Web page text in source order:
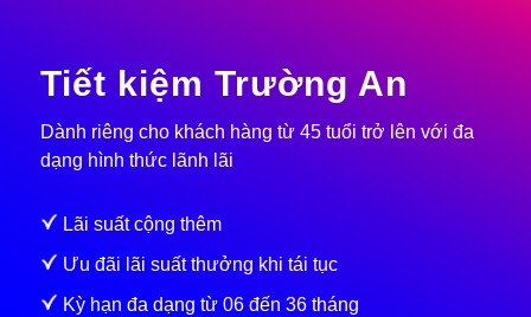
Tiết kiệm Trường An
Dành riêng cho khách hàng từ 45 tuổi trở lên với đa
dạng hình thức lãnh lãi
Lãi suất cộng thêm
Ưu đãi lãi suất thưởng khi tái tục
Kỳ hạn đa dạng từ 06 đến 36 tháng